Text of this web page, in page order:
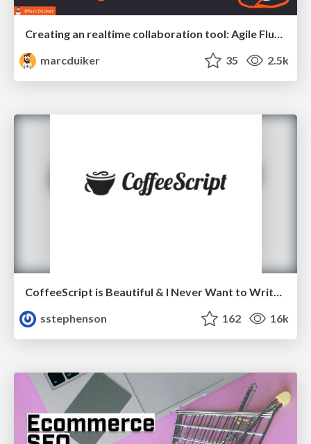
marcduiker
35 2.5k
CoffeeScript is Beautiful & I Never Want to Write Plain JavaScript Again
sstephenson
162 16k